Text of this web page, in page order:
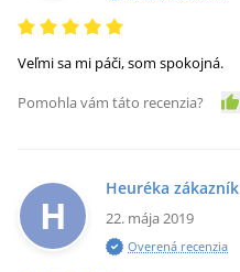
Veľmi sa mi páči, som spokojná.
Pomohla vám táto recenzia?
H
Heuréka zákazník
22. mája 2019
Overená recenzia